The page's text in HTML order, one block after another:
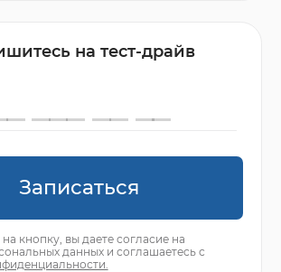
на тест-драйв
Записаться
кнопку, вы даете согласие на
данных и соглашаетесь с